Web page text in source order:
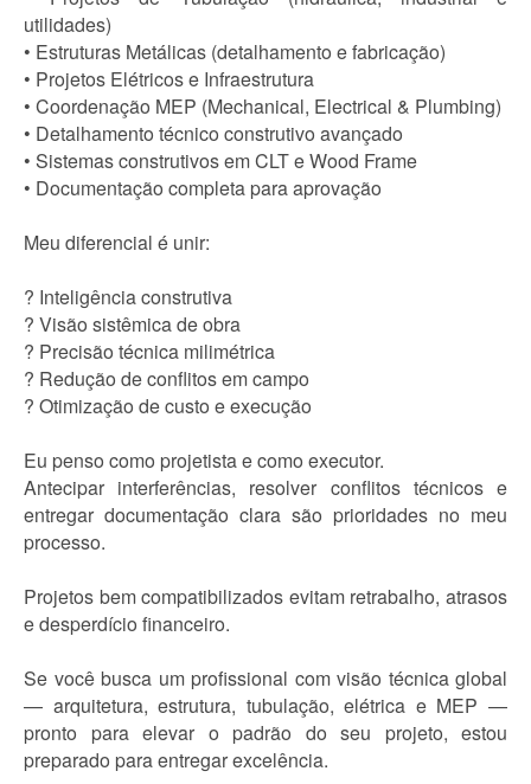
utilidades)
• Estruturas Metálicas (detalhamento e fabricação)
• Projetos Elétricos e Infraestrutura
• Coordenação MEP (Mechanical, Electrical & Plumbing)
• Detalhamento técnico construtivo avançado
• Sistemas construtivos em CLT e Wood Frame
• Documentação completa para aprovação
Meu diferencial é unir:
? Inteligência construtiva
? Visão sistêmica de obra
? Precisão técnica milimétrica
? Redução de conflitos em campo
? Otimização de custo e execução
Eu penso como projetista e como executor.
Antecipar interferências, resolver conflitos técnicos e
entregar documentação clara são prioridades no meu
processo.
Projetos bem compatibilizados evitam retrabalho, atrasos
e desperdício financeiro.
Se você busca um profissional com visão técnica global
— arquitetura, estrutura, tubulação, elétrica e MEP —
pronto para elevar o padrão do seu projeto, estou
preparado para entregar excelência.